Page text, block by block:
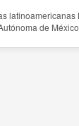
latinoamericanas
de